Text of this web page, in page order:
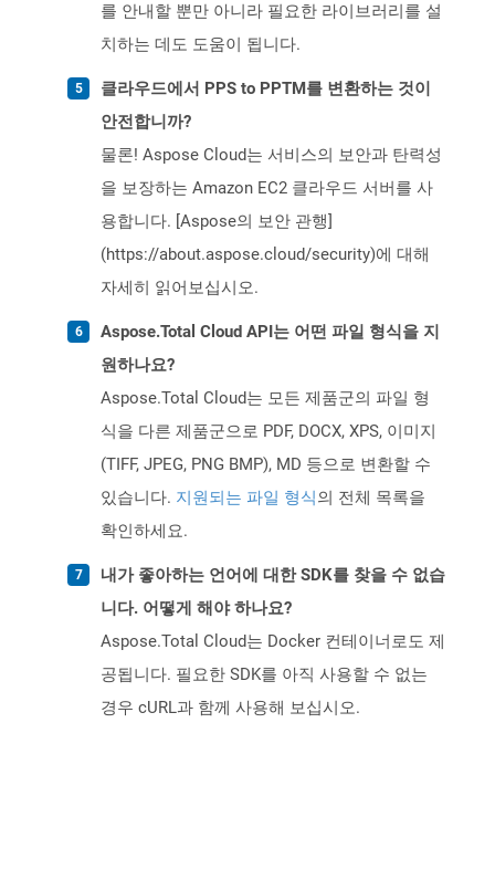
를 안내할 뿐만 아니라 필요한 라이브러리를 설
치하는 데도 도움이 됩니다.
클라우드에서 PPS to PPTM를 변환하는 것이
안전합니까?
물론! Aspose Cloud는 서비스의 보안과 탄력성
을 보장하는 Amazon EC2 클라우드 서버를 사
용합니다. [Aspose의 보안 관행]
(https://about.aspose.cloud/security)에 대해
자세히 읽어보십시오.
Aspose.Total Cloud API는 어떤 파일 형식을 지
원하나요?
Aspose.Total Cloud는 모든 제품군의 파일 형
식을 다른 제품군으로 PDF, DOCX, XPS, 이미지
(TIFF, JPEG, PNG BMP), MD 등으로 변환할 수
있습니다. 지원되는 파일 형식의 전체 목록을
확인하세요.
내가 좋아하는 언어에 대한 SDK를 찾을 수 없습
니다. 어떻게 해야 하나요?
Aspose.Total Cloud는 Docker 컨테이너로도 제
공됩니다. 필요한 SDK를 아직 사용할 수 없는
경우 cURL과 함께 사용해 보십시오.